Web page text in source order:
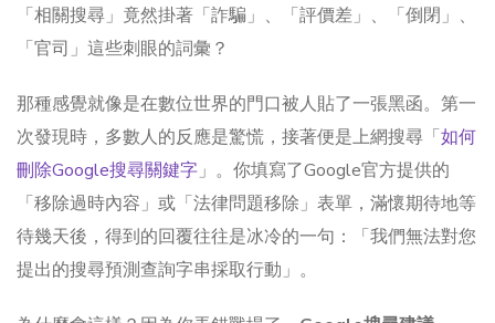
「相關搜尋」竟然掛著「詐騙」、「評價差」、「倒閉」、
「官司」這些刺眼的詞彙？
那種感覺就像是在數位世界的門口被人貼了一張黑函。第一
次發現時，多數人的反應是驚慌，接著便是上網搜尋「如何
刪除Google搜尋關鍵字 」。你填寫了Google官方提供的
「移除過時內容」或「法律問題移除」表單，滿懷期待地等
待幾天後，得到的回覆往往是冰冷的一句：「我們無法對您
提出的搜尋預測查詢字串採取行動」。